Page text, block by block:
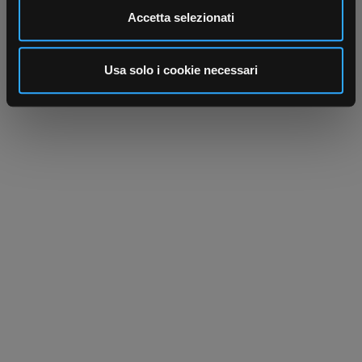
Utilizziamo i cookie per personalizzare contenuti ed
analizzare il nostro traffico. Condividiamo inoltre
informazioni sul modo in cui utilizza il nostro sito con i
nostri partner che si occupano di analisi dei dati web,
pubblicità e social media, i quali potrebbero combinarle
Accetta selezionati
Usa solo i cookie necessari